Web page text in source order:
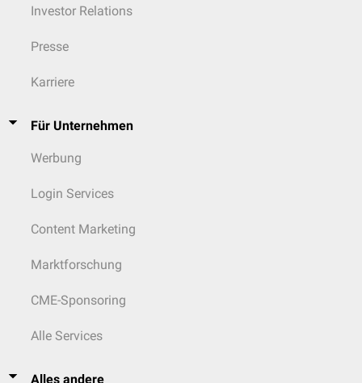
Investor Relations
Presse
Karriere
Für Unternehmen
Werbung
Login Services
Content Marketing
Marktforschung
CME-Sponsoring
Alle Services
Alles andere